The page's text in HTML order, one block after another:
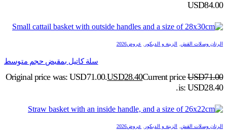
USD84.00
الرتان وسلات القش الزينة و الديكور عروض2026
سلة كاتيل بمقبض حجم متوسط
USD71.00
Original price was: USD71.00.USD28.40Current price
is: USD28.40.
الرتان وسلات القش الزينة و الديكور عروض2026